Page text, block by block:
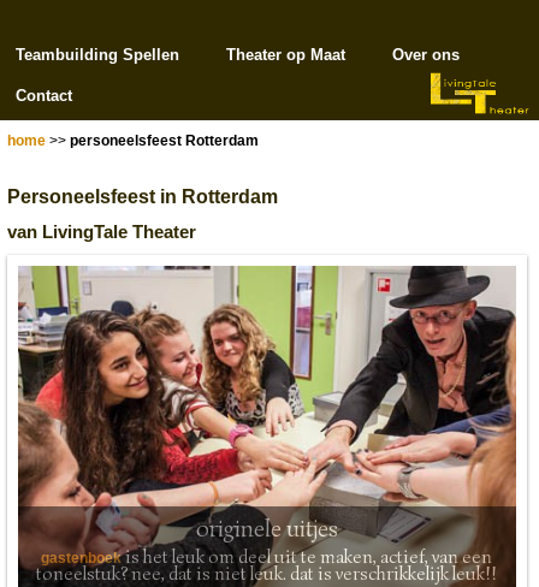
Teambuilding Spellen Theater op Maat Over ons
Contact
home >> personeelsfeest Rotterdam
Personeelsfeest in Rotterdam
van LivingTale Theater
originele uitjes
gastenboekis het leuk om deel uit te maken, actief, van een
toneelstuk? nee, dat is niet leuk. dat is verschrikkelijk leuk!!